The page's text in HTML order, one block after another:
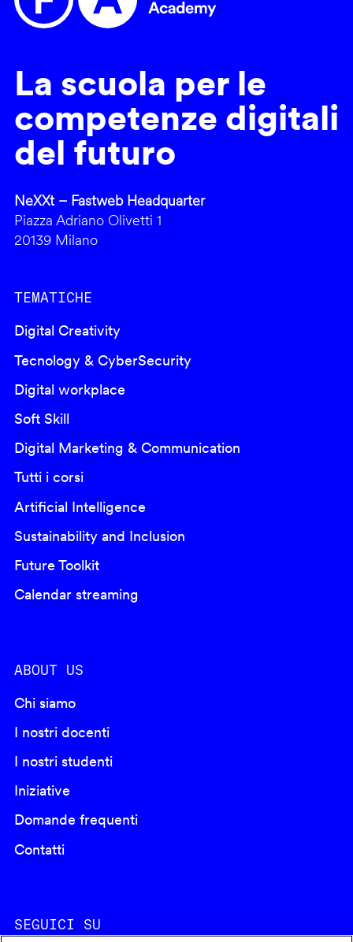
La scuola per le
competenze digitali
del futuro
NeXXt – Fastweb Headquarter
Piazza Adriano Olivetti 1
20139 Milano
TEMATICHE
Digital Creativity
Tecnology & CyberSecurity
Digital workplace
Soft Skill
Digital Marketing & Communication
Tutti i corsi
Artificial Intelligence
Sustainability and Inclusion
Future Toolkit
Calendar streaming
ABOUT US
Chi siamo
I nostri docenti
I nostri studenti
Iniziative
Domande frequenti
Contatti
SEGUICI SU